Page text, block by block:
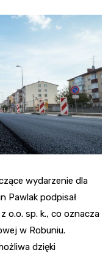
wydarzenie dla
Pawlak podpisał
o.o. sp. k., co oznacza
w Robuniu.
dzięki